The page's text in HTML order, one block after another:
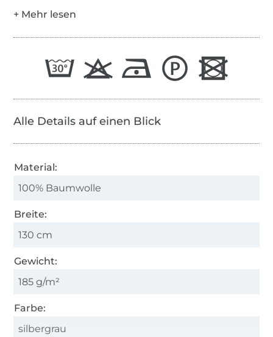
Alle Details auf einen Blick
Material:
100% Baumwolle
Breite:
130 cm
Gewicht:
185 g/m²
Farbe:
silbergrau